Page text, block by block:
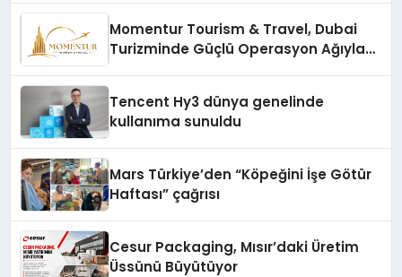
Momentur Tourism & Travel, Dubai
Turizminde Güçlü Operasyon Ağıyla
Tencent Hy3 dünya genelinde
kullanıma sunuldu
Mars Türkiye’den “Köpeğini İşe Götür
Haftası” çağrısı
Cesur Packaging, Mısır’daki Üretim
Üssünü Büyütüyor